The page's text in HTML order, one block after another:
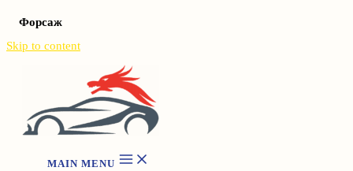
Форсаж
Skip to content
MAIN MENU